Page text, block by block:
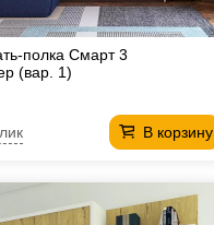
полка Смарт 3
(вар. 1)
В корзину